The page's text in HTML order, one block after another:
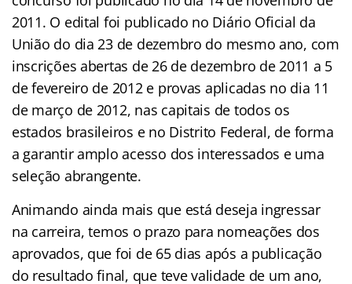
2011. O edital foi publicado no Diário Oficial da
União do dia 23 de dezembro do mesmo ano, com
inscrições abertas de 26 de dezembro de 2011 a 5
de fevereiro de 2012 e provas aplicadas no dia 11
de março de 2012, nas capitais de todos os
estados brasileiros e no Distrito Federal, de forma
a garantir amplo acesso dos interessados e uma
seleção abrangente.
Animando ainda mais que está deseja ingressar
na carreira, temos o prazo para nomeações dos
aprovados, que foi de 65 dias após a publicação
do resultado final, que teve validade de um ano,